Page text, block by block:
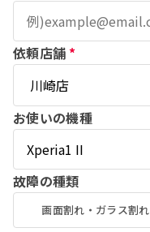
依頼店舗 *
お使いの機種
故障の種類
画面割れ・ガラス割れ